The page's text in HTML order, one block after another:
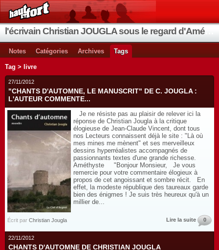
Notes Catégories Archives Tags
Tag > livre
27/11/2012
"CHANTS D'AUTOMNE, LE MANUSCRIT" DE C. JOUGLA :
L'AUTEUR COMMENTE...
Je ne résiste pas au plaisir de relever ici la
réponse de Christian Jougla à la critique
élogieuse de Jean-Claude Vincent, dont tous
nos Lecteurs connaissent déjà le site : "Là où
mes mines me mènent" et ses merveilleux
dessins hyperréalistes accompagnés de
passionnants textes d'une grande richesse.
Améthyste "Bonjour Monsieur, Je vous
remercie pour votre commentaire élogieux à
propos de cet angoissant et sombre récit. En
effet, la modeste république des taureaux garde
bien des énigmes ! Je suis très heureux qu'à un
millier de...
Écrit par Christian Jougla Lire la suite 0
22/11/2012
CHANTS D'AUTOMNE DE CHRISTIAN JOUGLA